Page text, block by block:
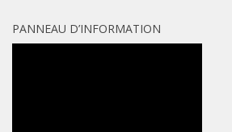
PANNEAU D’INFORMATION